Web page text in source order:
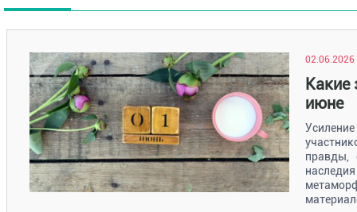
02.06.2026
Какие
июне
правды,